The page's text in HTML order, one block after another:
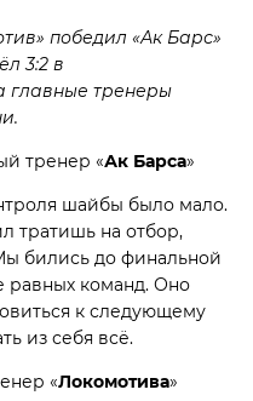
победил «Ак Барс»
3:2 в
главные тренеры
тренер «Ак Барса»
шайбы было мало.
тратишь на отбор,
бились до финальной
равных команд. Оно
к следующему
из себя всё.
«Локомотива»